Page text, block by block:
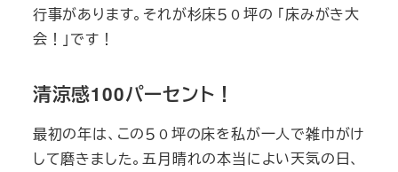
行事があります。それが杉床５０坪の 「床みがき大
会！」です！
清涼感100パーセント！
最初の年は、この５０坪の床を私が一人で雑巾がけ
して磨きました。五月晴れの本当によい天気の日、